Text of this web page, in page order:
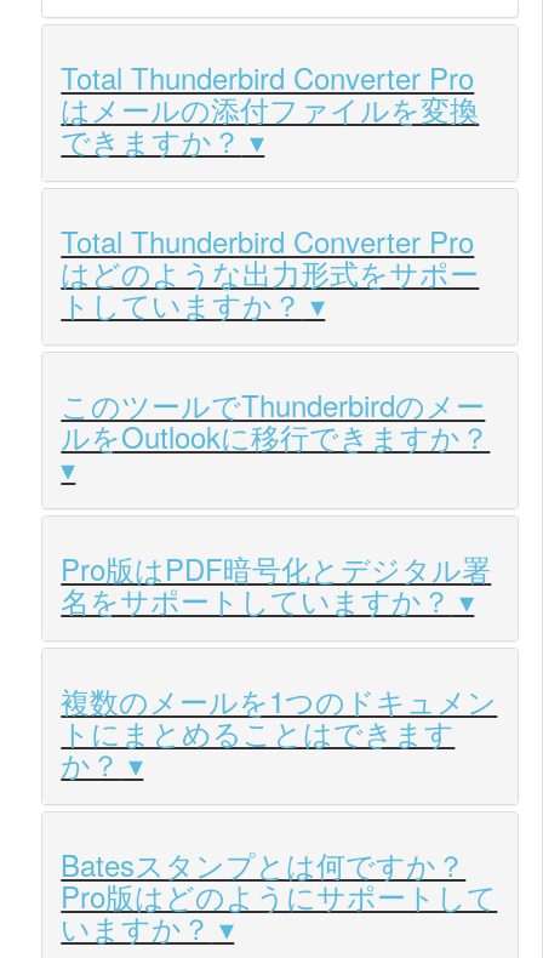
Total Thunderbird Converter Pro
はメールの添付ファイルを変換
できますか？
Total Thunderbird Converter Pro
はどのような出力形式をサポー
トしていますか？
このツールでThunderbirdのメー
ルをOutlookに移行できますか？
Pro版はPDF暗号化とデジタル署
名をサポートしていますか？
複数のメールを1つのドキュメン
トにまとめることはできます
か？
Batesスタンプとは何ですか？
Pro版はどのようにサポートして
いますか？